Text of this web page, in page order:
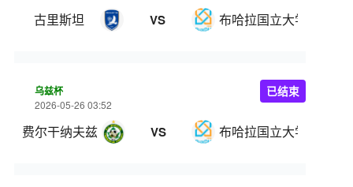
古里斯坦 VS 布哈拉国立大学
乌兹杯
2026-05-26 03:52
费尔干纳夫兹 VS 布哈拉国立大学
已结束